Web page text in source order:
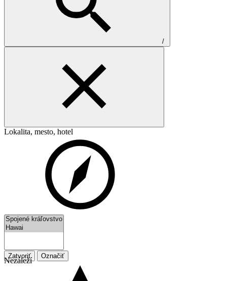
/
Lokalita, mesto, hotel
Zatvoriť Označiť
Nezáleží